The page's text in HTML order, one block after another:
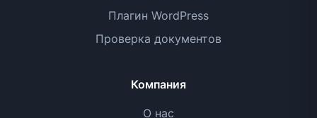
Плагин WordPress
Проверка документов
Компания
О нас